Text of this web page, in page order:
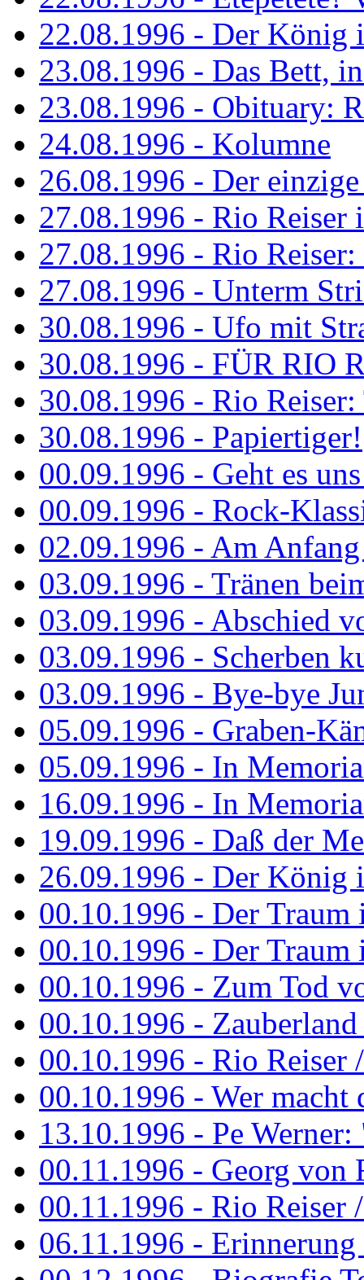
22.08.1996 - Der König
23.08.1996 - Das Bett,
23.08.1996 - Obituary:
24.08.1996 - Kolumne
26.08.1996 - Der
27.08.1996 - Rio Reiser
27.08.1996 - Rio
27.08.1996 - Unterm
30.08.1996 - Ufo mit
30.08.1996 - FÜR RIO
30.08.1996 - Rio
30.08.1996 - Papiertiger!
00.09.1996 - Geht es
00.09.1996 - Rock-
02.09.1996 - Am
03.09.1996 - Tränen
03.09.1996 - Abschied
03.09.1996 - Scherben
03.09.1996 - Bye-bye
05.09.1996 - Graben-
05.09.1996 - In
16.09.1996 - In
19.09.1996 - Daß der
26.09.1996 - Der König
00.10.1996 - Der Traum
00.10.1996 - Der Traum
00.10.1996 - Zum Tod
00.10.1996 -
00.10.1996 - Rio Reiser
00.10.1996 - Wer macht
13.10.1996 - Pe
00.11.1996 - Georg von
00.11.1996 - Rio Reiser
06.11.1996 -